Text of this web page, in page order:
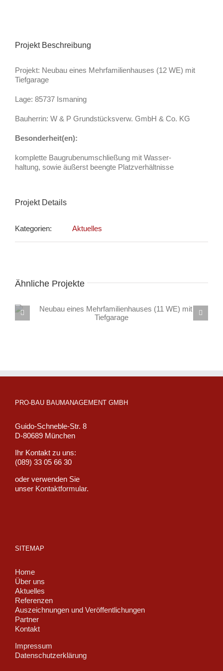
Projekt Beschreibung
Projekt: Neubau eines Mehrfamilienhauses (12 WE) mit
Tiefgarage
Lage: 85737 Ismaning
Bauherrin: W & P Grundstücksverw. GmbH & Co. KG
Besonderheit(en):
komplette Baugrubenumschließung mit Wasser-
haltung, sowie äußerst beengte Platzverhältnisse
Projekt Details
Kategorien: Aktuelles
Ähnliche Projekte
Umbau, Sanierung und Erweiterung eines Wohnhauses
PRO-BAU BAUMANAGEMENT GMBH
Guido-Schneble-Str. 8
D-80689 München
Ihr Kontakt zu uns:
(089) 33 05 66 30
oder verwenden Sie
unser Kontaktformular.
SITEMAP
Home
Über uns
Aktuelles
Referenzen
Auszeichnungen und Veröffentlichungen
Partner
Kontakt
Impressum
Datenschutzerklärung